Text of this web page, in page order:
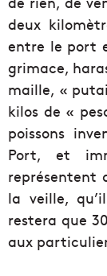
deux
entre le port
grimace,
maille, «
kilos de «
poissons
Port, et
représentent
la veille,
restera que
aux